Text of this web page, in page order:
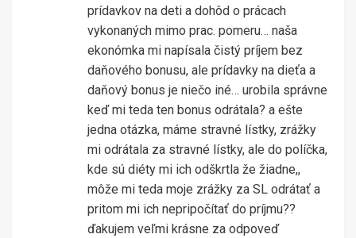
prídavkov na deti a dohôd o prácach
vykonaných mimo prac. pomeru… naša
ekonómka mi napísala čistý príjem bez
daňového bonusu, ale prídavky na dieťa a
daňový bonus je niečo iné… urobila správne
keď mi teda ten bonus odrátala? a ešte
jedna otázka, máme stravné lístky, zrážky
mi odrátala za stravné lístky, ale do políčka,
kde sú diéty mi ich odškrtla že žiadne,,
môže mi teda moje zrážky za SL odrátať a
pritom mi ich nepripočítať do príjmu??
ďakujem veľmi krásne za odpoveď